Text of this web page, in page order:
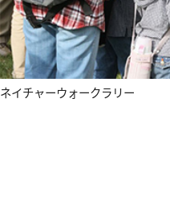
ネイチャーウォークラリー